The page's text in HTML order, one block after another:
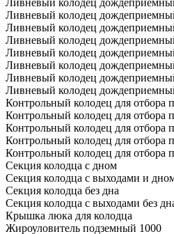
Ливневый колодец
Ливневый колодец
Ливневый колодец
Ливневый колодец
Ливневый колодец
Ливневый колодец
Ливневый колодец
Контрольный колодец для отбора
Контрольный колодец для отбора
Контрольный колодец для отбора
Контрольный колодец для отбора
Контрольный колодец для отбора
Секция колодца с дном
Секция колодца с выходами и
Секция колодца без дна
Секция колодца с выходами без
Крышка люка для колодца
Жироуловитель подземный 1000